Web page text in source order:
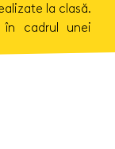
la clasă.
cadrul unei